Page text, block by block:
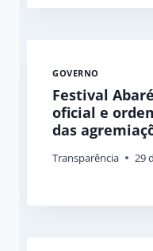
GOVERNO
Festival
oficial e
das
Transparência 29